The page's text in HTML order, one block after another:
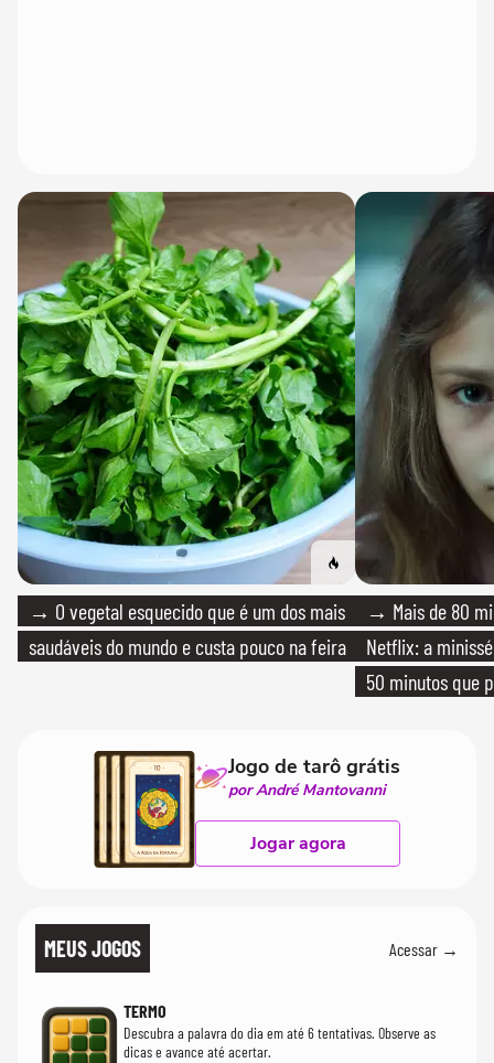
→ O vegetal esquecido que é um dos mais
saudáveis do mundo e custa pouco na feira
→ Mais de 80
Netflix: a
50 minutos que
Jogo de tarô grátis
por André Mantovanni
Jogar agora
MEUS JOGOS Acessar →
TERMO
Descubra a palavra do dia em até 6 tentativas. Observe as
dicas e avance até acertar.